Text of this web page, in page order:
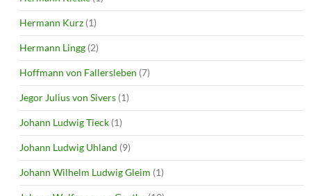
Hermann Kurz (1)
Hermann Lingg (2)
Hoffmann von Fallersleben (7)
Jegor Julius von Sivers (1)
Johann Ludwig Tieck (1)
Johann Ludwig Uhland (9)
Johann Wilhelm Ludwig Gleim (1)